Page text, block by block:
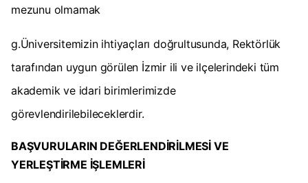
mezunu olmamak
g.Üniversitemizin ihtiyaçları doğrultusunda, Rektörlük
tarafından uygun görülen İzmir ili ve ilçelerindeki tüm
akademik ve idari birimlerimizde
görevlendirilebileceklerdir.
BAŞVURULARIN DEĞERLENDİRİLMESİ VE
YERLEŞTİRME İŞLEMLERİ